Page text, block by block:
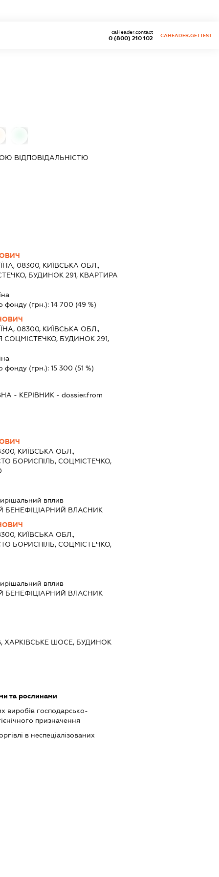
0 (800) 210 102
caHeader.contact
CAHEADER.GETTEST
ВІДПОВІДАЛЬНІСТЮ
08300, КИЇВСЬКА ОБЛ.,
БУДИНОК 291, КВАРТИРА
фонду (грн.):14 700 (49 %)
08300, КИЇВСЬКА ОБЛ.,
СОЦМІСТЕЧКО, БУДИНОК 291,
фонду (грн.):15 300 (51 %)
- КЕРІВНИК - dossier.from
КИЇВСЬКА ОБЛ.,
БОРИСПІЛЬ, СОЦМІСТЕЧКО,
вплив
БЕНЕФІЦІАРНИЙ ВЛАСНИК
КИЇВСЬКА ОБЛ.,
БОРИСПІЛЬ, СОЦМІСТЕЧКО,
вплив
БЕНЕФІЦІАРНИЙ ВЛАСНИК
ХАРКІВСЬКЕ ШОСЕ, БУДИНОК
та рослинами
виробів господарсько-
призначення
в неспеціалізованих